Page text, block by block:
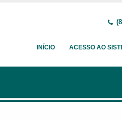
INÍCIO ACESSO AO